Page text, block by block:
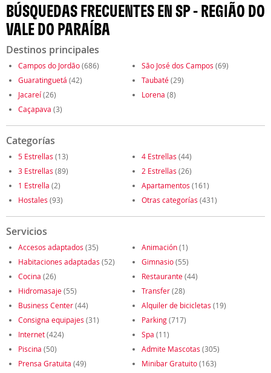
BÚSQUEDAS FRECUENTES EN SP - REGIÃO DO
VALE DO PARAÍBA
Destinos principales
Campos do Jordão(686) São José dos Campos (69)
Guaratinguetá (42) Taubaté(29)
Jacareí(26) Lorena (8)
Caçapava (3)
Categorías
5 Estrellas (13) 4 Estrellas (44)
3 Estrellas (89) 2 Estrellas (26)
1 Estrella (2) Apartamentos (161)
Hostales (93) Otras categorías (431)
Servicios
Accesos adaptados (35) Animación(1)
Habitaciones adaptadas (52) Gimnasio(55)
Cocina (26) Restaurante(44)
Hidromasaje(55) Transfer(28)
Business Center(44) Alquiler de bicicletas (19)
Consigna equipajes (31) Parking(717)
Internet(424) Spa (11)
Piscina (50) Admite Mascotas (305)
Prensa Gratuita (49) Minibar Gratuito(163)